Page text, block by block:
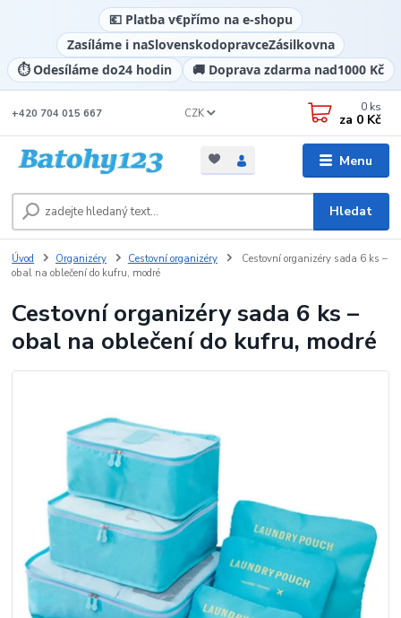
💶 Platba v€přímo na e-shopu
Zasíláme i naSlovenskodopravceZásilkovna
⏱️ Odesíláme do24 hodin 🚚 Doprava zdarma nad1000 Kč
Menu
CZK
Hledat
+420 704 015 667 0 ks
za 0 Kč
Úvod Organizéry Cestovní organizéry
Cestovní organizéry sada 6 ks –
obal na oblečení do kufru, modré
Cestovní organizéry sada 6 ks –
obal na oblečení do kufru, modré